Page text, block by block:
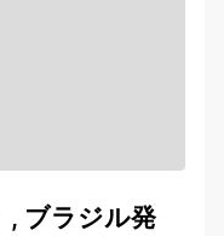
, ブラジル発